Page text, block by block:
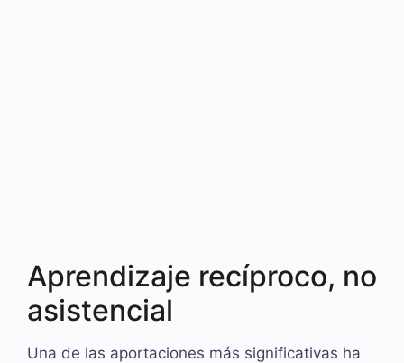
Aprendizaje recíproco, no
asistencial
Una de las aportaciones más significativas ha